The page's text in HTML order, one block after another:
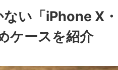
ない「iPhone X
ケースを紹介